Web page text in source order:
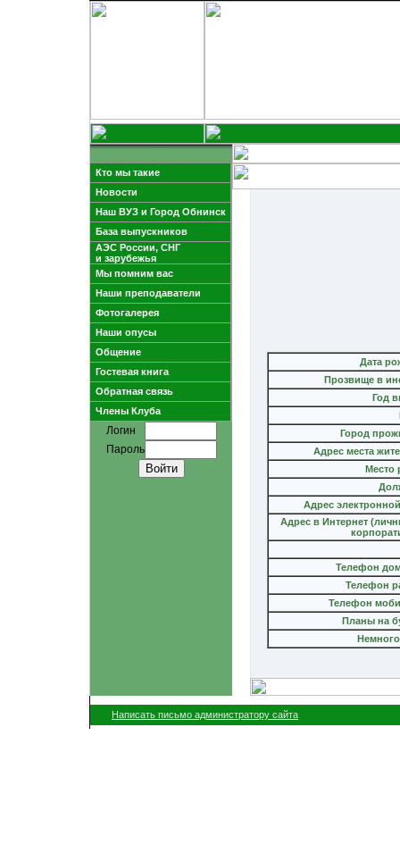
Кто мы такие
Новости
Наш ВУЗ и Город Обнинск
База выпускников
АЭС России, СНГ
и зарубежья
Мы помним вас
Наши преподаватели
Фотогалерея
Наши опусы
Общение
Гостевая книга
Обратная связь
Члены Клуба
Логин
Пароль
Дата
Прозвище в
Год
Город
Адрес места
Место
Адрес
Адрес в Интернет
Телефон
Телефон
Телефон
Планы на
Написать письмо администратору сайта